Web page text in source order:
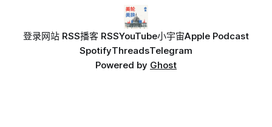
登录网站 RSS播客 RSSYouTube小宇宙Apple Podcast
SpotifyThreadsTelegram
Powered by Ghost